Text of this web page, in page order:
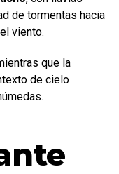
de tormentas hacia
viento.
que la
de cielo